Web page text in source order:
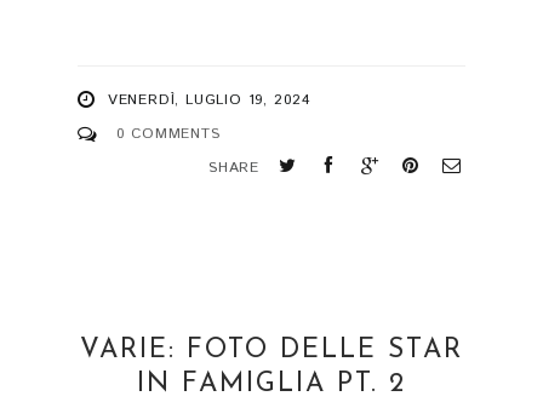
VENERDÌ, LUGLIO 19, 2024
0 COMMENTS
SHARE
VARIE: FOTO DELLE STAR
IN FAMIGLIA PT. 2